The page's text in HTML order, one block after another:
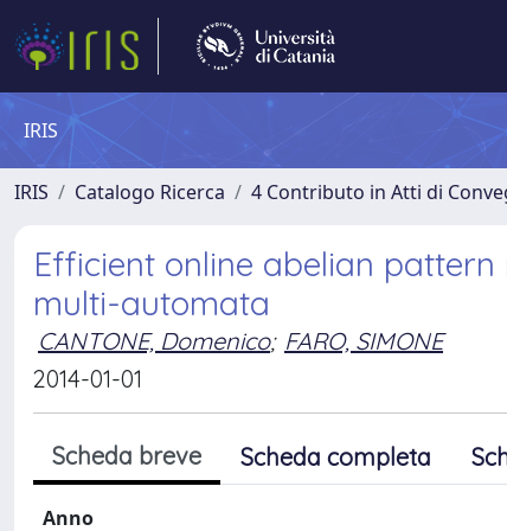
IRIS
IRIS Catalogo Ricerca 4 Contributo in Atti di
Efficient online abelian
multi-automata
CANTONE, Domenico; FARO, SIMONE
2014-01-01
Scheda breve Scheda completa
Anno